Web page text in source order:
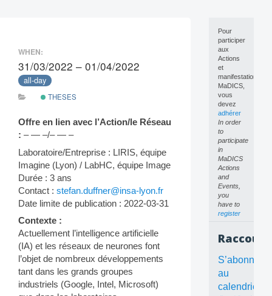
WHEN:
31/03/2022 – 01/04/2022
all-day
THESES
Offre en lien avec l’Action/le Réseau
: – — –/– — –
Laboratoire/Entreprise : LIRIS, équipe
Imagine (Lyon) / LabHC, équipe Image
Durée : 3 ans
Contact : stefan.duffner@insa-lyon.fr
Date limite de publication : 2022-03-31
Contexte :
Actuellement l’intelligence artificielle
(IA) et les réseaux de neurones font
l’objet de nombreux développements
tant dans les grands groupes
industriels (Google, Intel, Microsoft)
Pour
participer
aux
Actions
et
manifestations
MaDICS,
vous
devez
adhérer
In order
to
participate
in
MaDICS
Actions
and
Events,
you
have to
register
S’abonner
au
calendrier